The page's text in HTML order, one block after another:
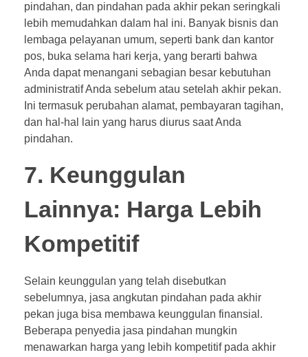
pindahan, dan pindahan pada akhir pekan seringkali
lebih memudahkan dalam hal ini. Banyak bisnis dan
lembaga pelayanan umum, seperti bank dan kantor
pos, buka selama hari kerja, yang berarti bahwa
Anda dapat menangani sebagian besar kebutuhan
administratif Anda sebelum atau setelah akhir pekan.
Ini termasuk perubahan alamat, pembayaran tagihan,
dan hal-hal lain yang harus diurus saat Anda
pindahan.
7. Keunggulan
Lainnya: Harga Lebih
Kompetitif
Selain keunggulan yang telah disebutkan
sebelumnya, jasa angkutan pindahan pada akhir
pekan juga bisa membawa keunggulan finansial.
Beberapa penyedia jasa pindahan mungkin
menawarkan harga yang lebih kompetitif pada akhir